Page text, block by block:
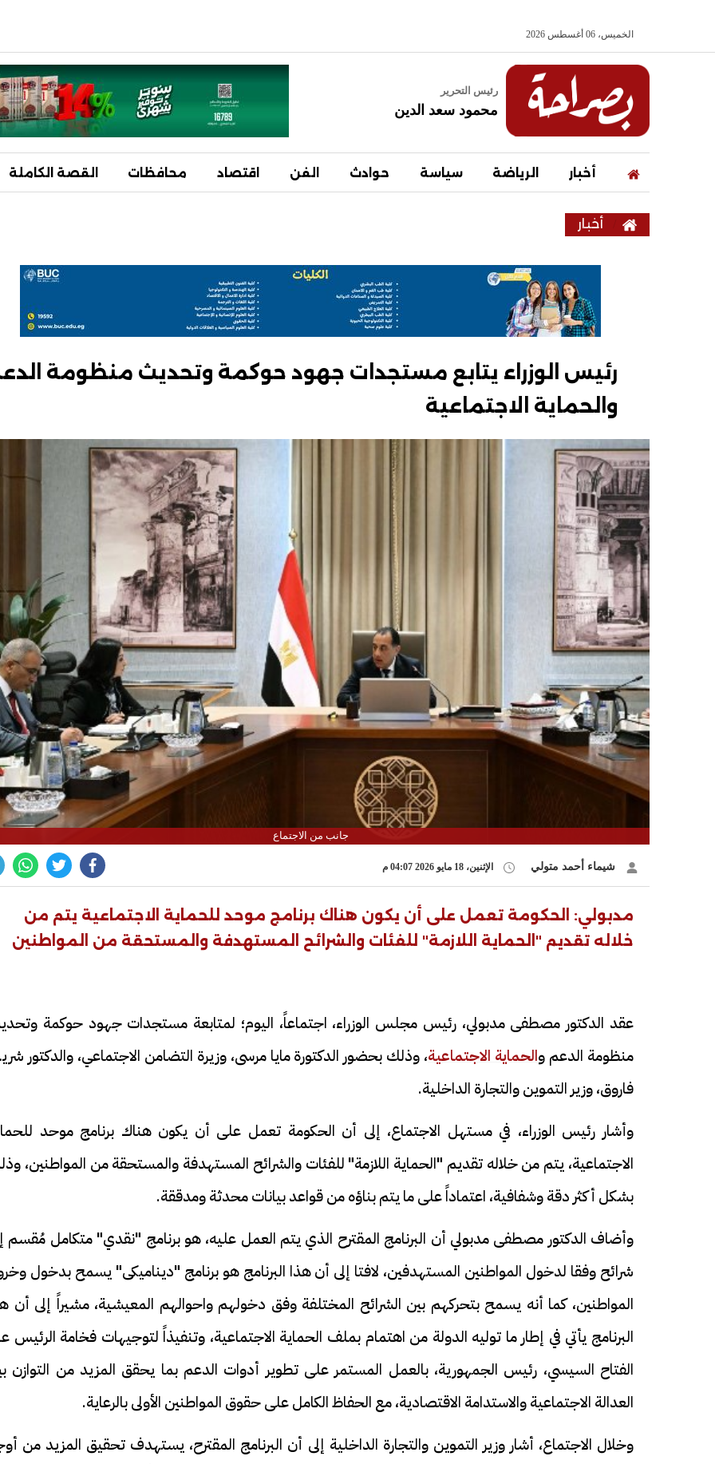
الخميس، 06 أغسطس 2026
رئيس التحرير
محمود سعد الدين
أخبار الرياضة سياسة حوادث الفن اقتصاد محافظات القصة الكاملة
أخبار
رئيس الوزراء يتابع مستجدات جهود حوكمة وتحديث منظومة
والحماية الاجتماعية
جانب من الاجتماع
شيماء أحمد متولي الإثنين، 18 مايو 2026 04:07 م
مدبولي: الحكومة تعمل على أن يكون هناك برنامج موحد للحماية الاجتماعية يتم من
خلاله تقديم "الحماية اللازمة" للفئات والشرائح المستهدفة والمستحقة من المواطنين
عقد الدكتور مصطفى مدبولي، رئيس مجلس الوزراء، اجتماعاً، اليوم؛ لمتابعة مستجدات جهود حوكمة
منظومة الدعم والحماية الاجتماعية، وذلك بحضور الدكتورة مايا مرسى، وزيرة التضامن الاجتماعي، والدكتور
فاروق، وزير التموين والتجارة الداخلية.
وأشار رئيس الوزراء، في مستهل الاجتماع، إلى أن الحكومة تعمل على أن يكون هناك برنامج موحد
الاجتماعية، يتم من خلاله تقديم "الحماية اللازمة" للفئات والشرائح المستهدفة والمستحقة من المواطنين،
بشكل أكثر دقة وشفافية، اعتماداً على ما يتم بناؤه من قواعد بيانات محدثة ومدققة.
وأضاف الدكتور مصطفى مدبولي أن البرنامج المقترح الذي يتم العمل عليه، هو برنامج "نقدي" متكامل مُقسم
شرائح وفقا لدخول المواطنين المستهدفين، لافتا إلى أن هذا البرنامج هو برنامج "ديناميكى" يسمح بدخول
المواطنين، كما أنه يسمح بتحركهم بين الشرائح المختلفة وفق دخولهم واحوالهم المعيشية، مشيراً إلى أن
البرنامج يأتي في إطار ما توليه الدولة من اهتمام بملف الحماية الاجتماعية، وتنفيذاً لتوجيهات فخامة الرئيس
الفتاح السيسي، رئيس الجمهورية، بالعمل المستمر على تطوير أدوات الدعم بما يحقق المزيد من التوازن
العدالة الاجتماعية والاستدامة الاقتصادية، مع الحفاظ الكامل على حقوق المواطنين الأولى بالرعاية.
وخلال الاجتماع، أشار وزير التموين والتجارة الداخلية إلى أن البرنامج المقترح، يستهدف تحقيق المزيد من